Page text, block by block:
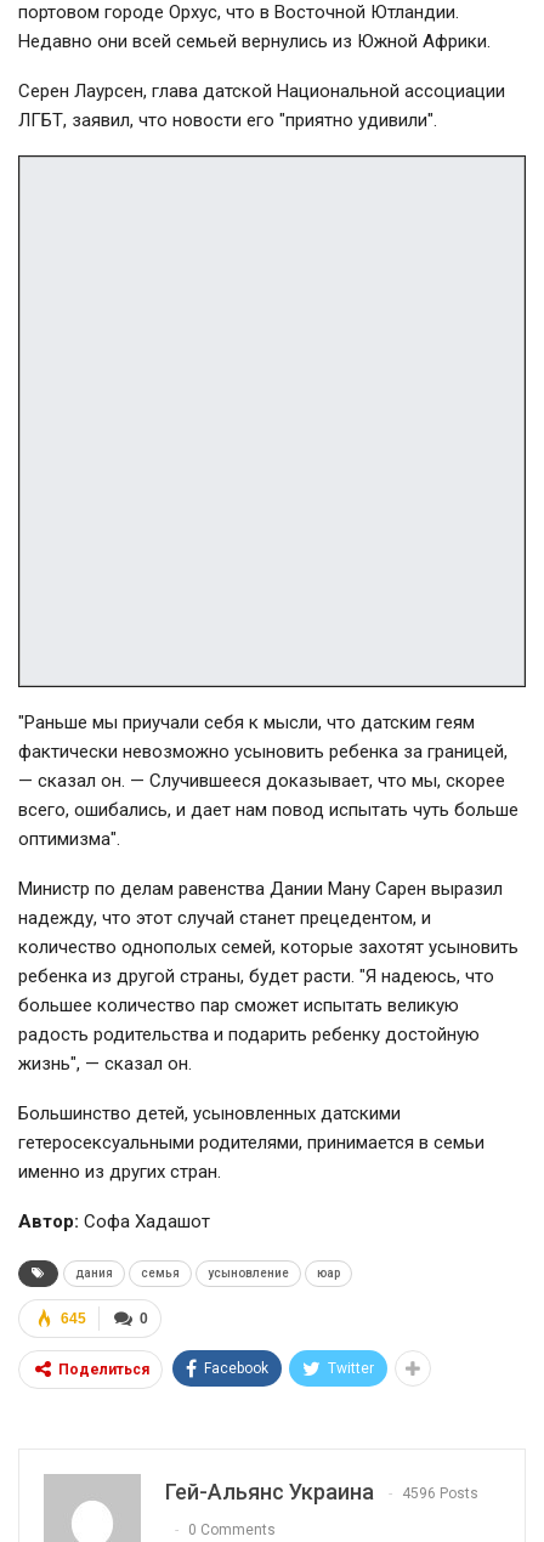
портовом городе Орхус, что в Восточной Ютландии.
Недавно они всей семьей вернулись из Южной Африки.
Серен Лаурсен, глава датской Национальной ассоциации
ЛГБТ, заявил, что новости его "приятно удивили".
"Раньше мы приучали себя к мысли, что датским геям
фактически невозможно усыновить ребенка за границей,
— сказал он. — Случившееся доказывает, что мы, скорее
всего, ошибались, и дает нам повод испытать чуть больше
оптимизма".
Министр по делам равенства Дании Ману Сарен выразил
надежду, что этот случай станет прецедентом, и
количество однополых семей, которые захотят усыновить
ребенка из другой страны, будет расти. "Я надеюсь, что
большее количество пар сможет испытать великую
радость родительства и подарить ребенку достойную
жизнь", — сказал он.
Большинство детей, усыновленных датскими
гетеросексуальными родителями, принимается в семьи
именно из других стран.
Автор: Софа Хадашот
дания семья усыновление юар
0
645
Поделиться Facebook Twitter
Гей-Альянс Украина 4596 Posts
0 Comments